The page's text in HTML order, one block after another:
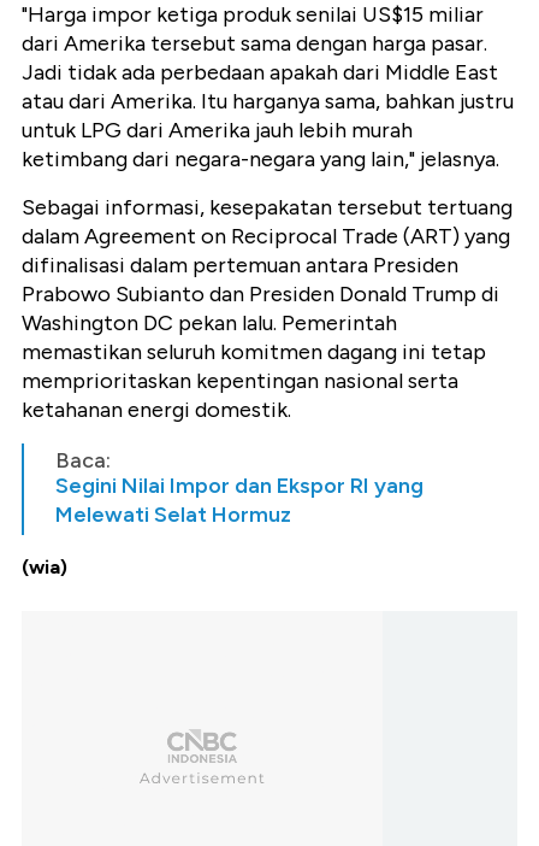
"Harga impor ketiga produk senilai US$15 miliar
dari Amerika tersebut sama dengan harga pasar.
Jadi tidak ada perbedaan apakah dari Middle East
atau dari Amerika. Itu harganya sama, bahkan justru
untuk LPG dari Amerika jauh lebih murah
ketimbang dari negara-negara yang lain," jelasnya.
Sebagai informasi, kesepakatan tersebut tertuang
dalam Agreement on Reciprocal Trade (ART) yang
difinalisasi dalam pertemuan antara Presiden
Prabowo Subianto dan Presiden Donald Trump di
Washington DC pekan lalu. Pemerintah
memastikan seluruh komitmen dagang ini tetap
memprioritaskan kepentingan nasional serta
ketahanan energi domestik.
Baca:
Segini Nilai Impor dan Ekspor RI yang
Melewati Selat Hormuz
(wia)